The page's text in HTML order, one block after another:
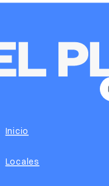
Inicio
Locales